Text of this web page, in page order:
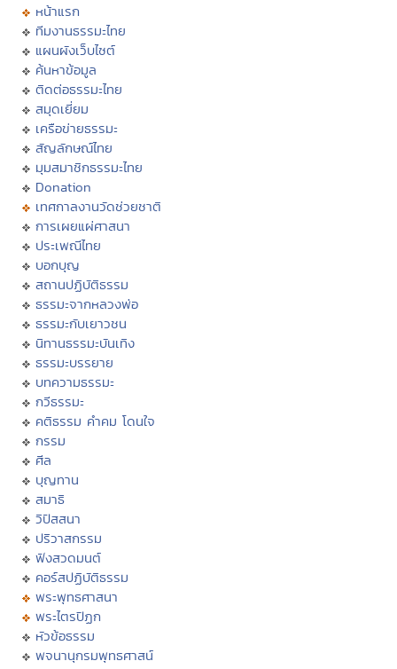
หน้าแรก
ทีมงานธรรมะไทย
แผนผังเว็บไซต์
ค้นหาข้อมูล
ติดต่อธรรมะไทย
สมุดเยี่ยม
เครือข่ายธรรมะ
สัญลักษณ์ไทย
มุมสมาชิกธรรมะไทย
Donation
เทศกาลงานวัดช่วยชาติ
การเผยแผ่ศาสนา
ประเพณีไทย
บอกบุญ
สถานปฏิบัติธรรม
ธรรมะจากหลวงพ่อ
ธรรมะกับเยาวชน
นิทานธรรมะบันเทิง
ธรรมะบรรยาย
บทความธรรมะ
กวีธรรมะ
คติธรรม คำคม โดนใจ
กรรม
ศีล
บุญทาน
สมาธิ
วิปัสสนา
ปริวาสกรรม
ฟังสวดมนต์
คอร์สปฏิบัติธรรม
พระพุทธศาสนา
พระไตรปิฏก
หัวข้อธรรม
พจนานุกรมพุทธศาสน์